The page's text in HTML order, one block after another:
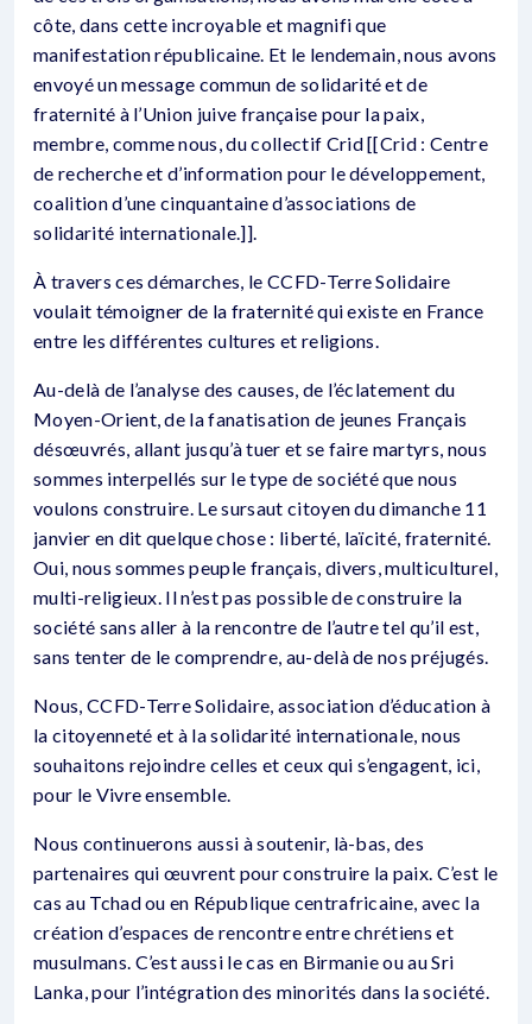
côte, dans cette incroyable et magnifi que
manifestation républicaine. Et le lendemain, nous avons
envoyé un message commun de solidarité et de
fraternité à l’Union juive française pour la paix,
membre, comme nous, du collectif Crid [[Crid : Centre
de recherche et d’information pour le développement,
coalition d’une cinquantaine d’associations de
solidarité internationale.]].
À travers ces démarches, le CCFD-Terre Solidaire
voulait témoigner de la fraternité qui existe en France
entre les différentes cultures et religions.
Au-delà de l’analyse des causes, de l’éclatement du
Moyen-Orient, de la fanatisation de jeunes Français
désœuvrés, allant jusqu’à tuer et se faire martyrs, nous
sommes interpellés sur le type de société que nous
voulons construire. Le sursaut citoyen du dimanche 11
janvier en dit quelque chose : liberté, laïcité, fraternité.
Oui, nous sommes peuple français, divers, multiculturel,
multi-religieux. Il n’est pas possible de construire la
société sans aller à la rencontre de l’autre tel qu’il est,
sans tenter de le comprendre, au-delà de nos préjugés.
Nous, CCFD-Terre Solidaire, association d’éducation à
la citoyenneté et à la solidarité internationale, nous
souhaitons rejoindre celles et ceux qui s’engagent, ici,
pour le Vivre ensemble.
Nous continuerons aussi à soutenir, là-bas, des
partenaires qui œuvrent pour construire la paix. C’est le
cas au Tchad ou en République centrafricaine, avec la
création d’espaces de rencontre entre chrétiens et
musulmans. C’est aussi le cas en Birmanie ou au Sri
Lanka, pour l’intégration des minorités dans la société.